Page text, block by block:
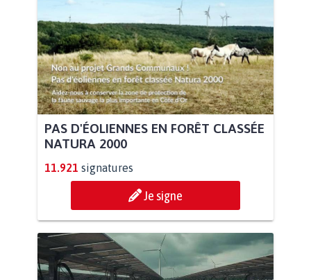
PAS D'ÉOLIENNES EN FORÊT CLASSÉE
NATURA 2000
11.921 signatures
Je signe